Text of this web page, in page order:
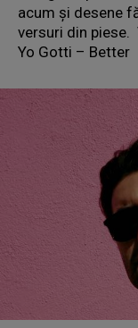
acum şi desene
versuri din piese.
Yo Gotti – Better